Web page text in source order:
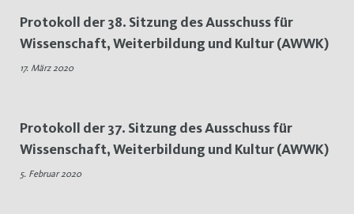
Protokoll der 38. Sitzung des Ausschuss für
Wissenschaft, Weiterbildung und Kultur (AWWK)
17. März 2020
Protokoll der 37. Sitzung des Ausschuss für
Wissenschaft, Weiterbildung und Kultur (AWWK)
5. Februar 2020